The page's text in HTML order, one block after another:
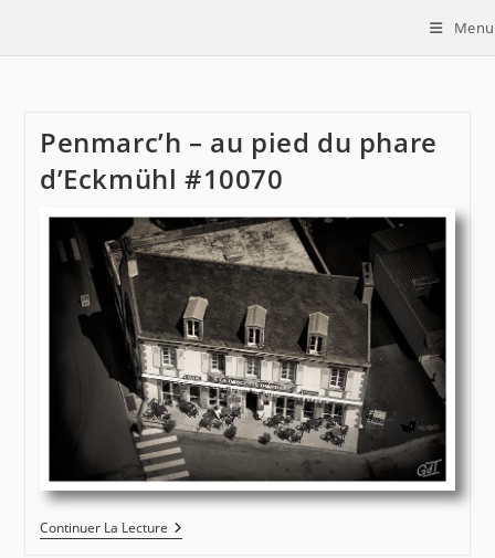
Menu
Penmarc’h – au pied du phare
d’Eckmühl #10070
Continuer La LecturePenmarc’h
–